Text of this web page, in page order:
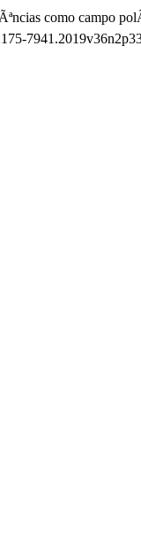
como campo